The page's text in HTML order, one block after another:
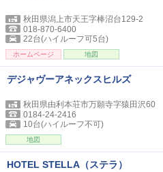
秋田県潟上市天王字棒沼台129-2
018-870-6400
22台(ハイルーフ可5台)
ホームページ 地図
デジャヴーアネックスヒルズ
秋田県由利本荘市万願寺字猿田沢60
0184-24-2416
10台(ハイルーフ不可)
地図
HOTEL STELLA（ステラ）